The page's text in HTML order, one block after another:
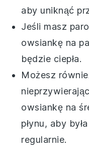
aby uniknąć
Jeśli masz
owsiankę na
będzie ciepła.
Możesz
owsiankę na
płynu, aby
regularnie.